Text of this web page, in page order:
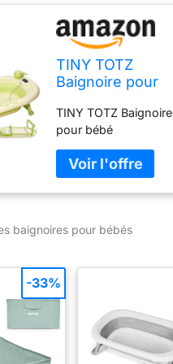
TINY TOTZ
Baignoire pour
TINY TOTZ Baignoire
pour bébé
baignoires pour bébés
-33%